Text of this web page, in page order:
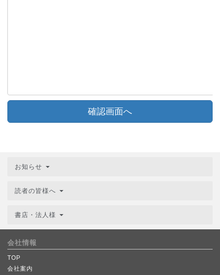
確認画面へ
お知らせ
読者の皆様へ
書店・法人様
会社情報
TOP
会社案内